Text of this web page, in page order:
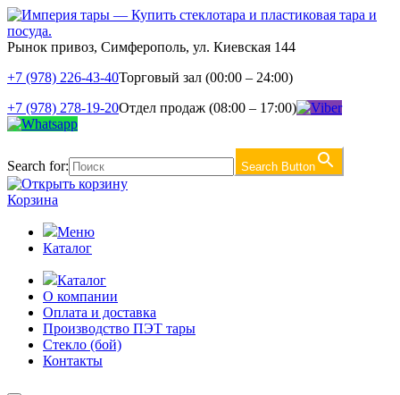
Рынок привоз, Симферополь, ул. Киевская 144
+7 (978) 226-43-40Торговый зал (00:00 – 24:00)
+7 (978) 278-19-20Отдел продаж (08:00 – 17:00)
Search for: Search Button
Корзина
Меню
Каталог
Каталог
О компании
Оплата и доставка
Производство ПЭТ тары
Стекло (бой)
Контакты